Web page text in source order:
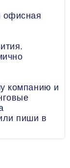
офисная
компанию и
пиши в